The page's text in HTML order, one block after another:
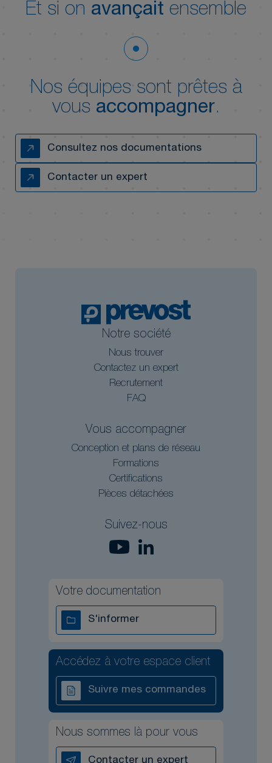
Et si on avançait ensemble
Nos équipes sont prêtes à
vous accompagner.
Consultez nos documentations
Contacter un expert
Notre société
Nous trouver
Contactez un expert
Recrutement
FAQ
Vous accompagner
Conception et plans de réseau
Formations
Certifications
Pièces détachées
Suivez-nous
Votre documentation
S'informer
Accédez à votre espace client
Suivre mes commandes
Nous sommes là pour vous